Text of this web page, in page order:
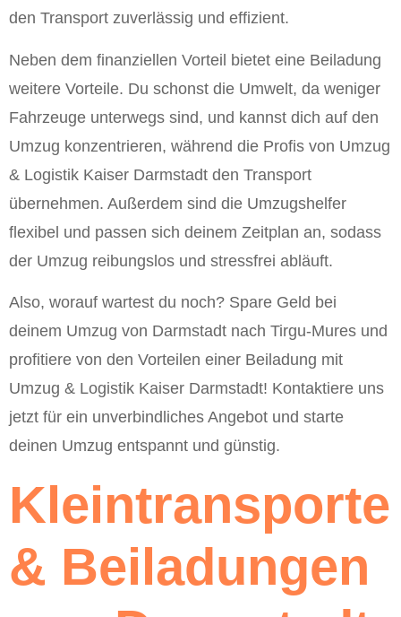
den Transport zuverlässig und effizient.
Neben dem finanziellen Vorteil bietet eine Beiladung
weitere Vorteile. Du schonst die Umwelt, da weniger
Fahrzeuge unterwegs sind, und kannst dich auf den
Umzug konzentrieren, während die Profis von Umzug
& Logistik Kaiser Darmstadt den Transport
übernehmen. Außerdem sind die Umzugshelfer
flexibel und passen sich deinem Zeitplan an, sodass
der Umzug reibungslos und stressfrei abläuft.
Also, worauf wartest du noch? Spare Geld bei
deinem Umzug von Darmstadt nach Tirgu-Mures und
profitiere von den Vorteilen einer Beiladung mit
Umzug & Logistik Kaiser Darmstadt! Kontaktiere uns
jetzt für ein unverbindliches Angebot und starte
deinen Umzug entspannt und günstig.
Kleintransporte
& Beiladungen